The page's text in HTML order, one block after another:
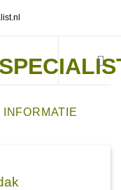
INFORMATIE